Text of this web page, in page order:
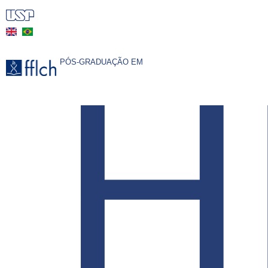
Pular
conteúdo
principal
PÓS-GRADUAÇÃO EM